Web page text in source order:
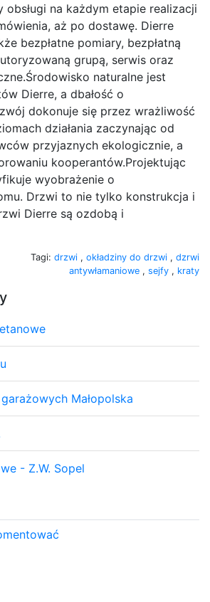
obsługi na każdym etapie realizacji
aż po dostawę. Dierre
bezpłatne pomiary, bezpłatną
grupą, serwis oraz
naturalne jest
Dierre, a dbałość o
dokonuje się przez wrażliwość
działania zaczynając od
przyjaznych ekologicznie, a
kooperantów.Projektując
wyobrażenie o
Drzwi to nie tylko konstrukcja i
Dierre są ozdobą i
Tagi: drzwi , okładziny do drzwi , dzrwi
antywłamaniowe , sejfy , kraty
Małopolska
- Z.W. Sopel